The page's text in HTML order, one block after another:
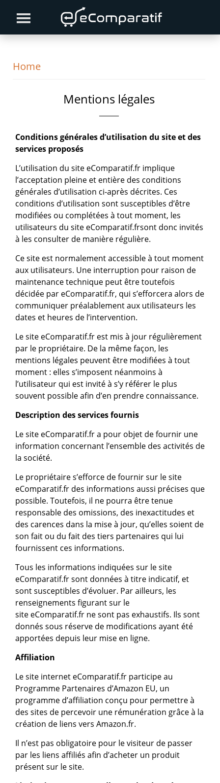
primary
content
primary
Home
Mentions légales
Conditions générales d’utilisation du site et des
services proposés
L’utilisation du site eComparatif.fr implique
l’acceptation pleine et entière des conditions
générales d’utilisation ci-après décrites. Ces
conditions d’utilisation sont susceptibles d’être
modifiées ou complétées à tout moment, les
utilisateurs du site eComparatif.frsont donc invités
à les consulter de manière régulière.
Ce site est normalement accessible à tout moment
aux utilisateurs. Une interruption pour raison de
maintenance technique peut être toutefois
décidée par eComparatif.fr, qui s’efforcera alors de
communiquer préalablement aux utilisateurs les
dates et heures de l’intervention.
Le site eComparatif.fr est mis à jour régulièrement
par le propriétaire. De la même façon, les
mentions légales peuvent être modifiées à tout
moment : elles s’imposent néanmoins à
l’utilisateur qui est invité à s’y référer le plus
souvent possible afin d’en prendre connaissance.
Description des services fournis
Le site eComparatif.fr a pour objet de fournir une
information concernant l’ensemble des activités de
la société.
Le propriétaire s’efforce de fournir sur le site
eComparatif.fr des informations aussi précises que
possible. Toutefois, il ne pourra être tenue
responsable des omissions, des inexactitudes et
des carences dans la mise à jour, qu’elles soient de
son fait ou du fait des tiers partenaires qui lui
fournissent ces informations.
Tous les informations indiquées sur le site
eComparatif.fr sont données à titre indicatif, et
sont susceptibles d’évoluer. Par ailleurs, les
renseignements figurant sur le
site eComparatif.fr ne sont pas exhaustifs. Ils sont
donnés sous réserve de modifications ayant été
apportées depuis leur mise en ligne.
Affiliation
Le site internet eComparatif.fr participe au
Programme Partenaires d’Amazon EU, un
programme d’affiliation conçu pour permettre à
des sites de percevoir une rémunération grâce à la
création de liens vers Amazon.fr.
Il n’est pas obligatoire pour le visiteur de passer
par les liens affiliés afin d’acheter un produit
présent sur le site.